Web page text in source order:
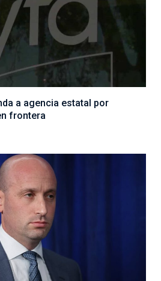
a agencia estatal por
frontera